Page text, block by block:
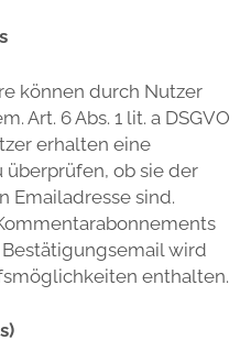
können durch Nutzer
Art. 6 Abs. 1 lit. a DSGVO
erhalten eine
ob sie der
Emailadresse sind.
wird
enthalten.